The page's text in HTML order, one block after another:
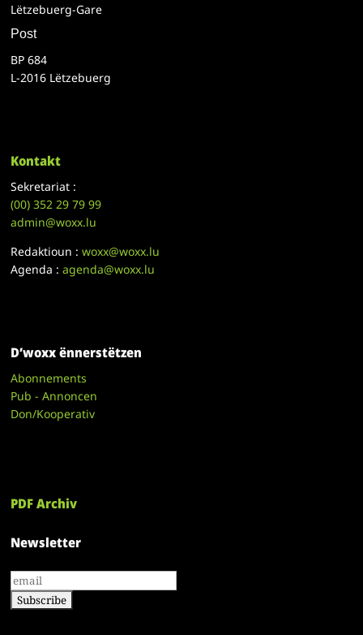
Lëtzebuerg-Gare
Post
BP 684
L-2016 Lëtzebuerg
Kontakt
Sekretariat :
(00)352 29 79 99
admin@woxx.lu
Redaktioun :woxx@woxx.lu
Agenda :agenda@woxx.lu
D’woxx ënnerstëtzen
Abonnements
Pub - Annoncen
Don/Kooperativ
PDF Archiv
Newsletter